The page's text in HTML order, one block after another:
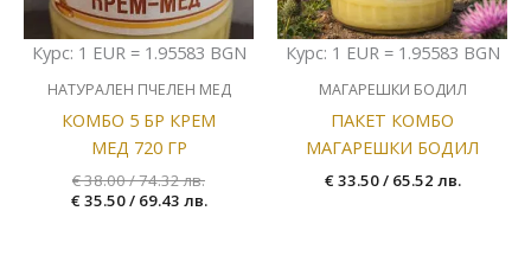
Курс: 1 EUR = 1.95583 BGN
НАТУРАЛЕН ПЧЕЛЕН МЕД
КОМБО 5 БР КРЕМ
МЕД 720 ГР
€38.00/ 74.32 лв.
€35.50/ 69.43 лв.
Курс: 1 EUR = 1.95583 BGN
МАГАРЕШКИ БОДИЛ
ПАКЕТ КОМБО
МАГАРЕШКИ БОДИЛ
€33.50/ 65.52 лв.